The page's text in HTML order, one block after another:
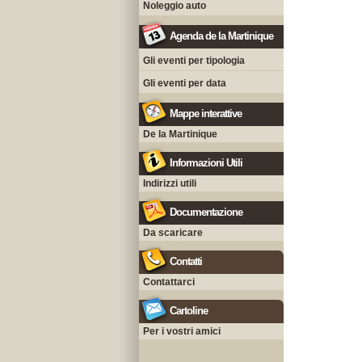
Noleggio auto
Agenda de la Martinique
Gli eventi per tipologia
Gli eventi per data
Mappe interattive
De la Martinique
Informazioni Utili
Indirizzi utili
Documentazione
Da scaricare
Contatti
Contattarci
Cartoline
Per i vostri amici